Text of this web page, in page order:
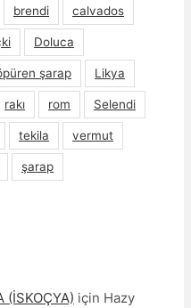
brendi calvados
Doluca
şarap Likya
rakı rom Selendi
tekila vermut
şarap
(İSKOÇYA) için Hazy